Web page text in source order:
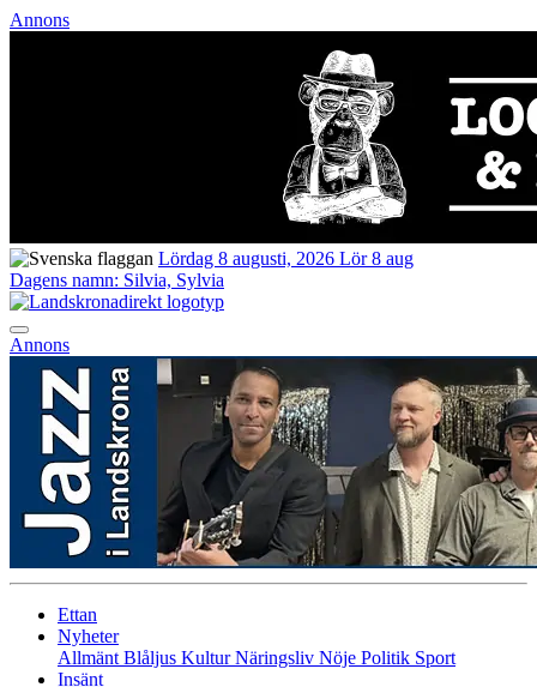
Annons
Lördag 8 augusti, 2026 Lör 8 aug
Dagens namn: Silvia, Sylvia
Annons
Ettan
Nyheter
Allmänt Blåljus KulturNäringsliv Nöje Politik Sport
Insänt